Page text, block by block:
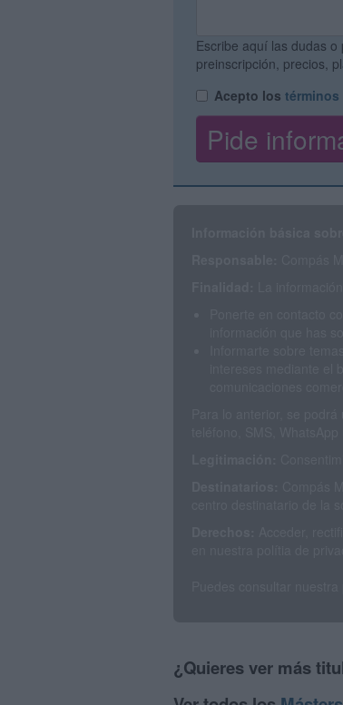
Escribe aquí las dudas
preinscripción, precios,
Acepto los
¿Quieres ver más